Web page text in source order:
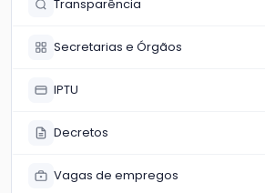
Transparência
Secretarias e Órgãos
IPTU
Decretos
Vagas de empregos